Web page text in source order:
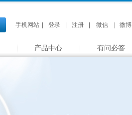
手机网站 登录 注册 微信 微博
产品中心 有问必答